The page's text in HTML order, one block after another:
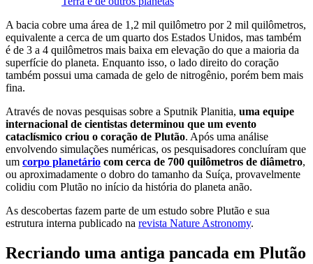
A bacia cobre uma área de 1,2 mil quilômetro por 2 mil quilômetros,
equivalente a cerca de um quarto dos Estados Unidos, mas também
é de 3 a 4 quilômetros mais baixa em elevação do que a maioria da
superfície do planeta. Enquanto isso, o lado direito do coração
também possui uma camada de gelo de nitrogênio, porém bem mais
fina.
Através de novas pesquisas sobre a Sputnik Planitia, uma equipe
internacional de cientistas determinou que um evento
cataclísmico criou o coração de Plutão. Após uma análise
envolvendo simulações numéricas, os pesquisadores concluíram que
um corpo planetário com cerca de 700 quilômetros de diâmetro,
ou aproximadamente o dobro do tamanho da Suíça, provavelmente
colidiu com Plutão no início da história do planeta anão.
As descobertas fazem parte de um estudo sobre Plutão e sua
estrutura interna publicado na revista Nature Astronomy.
Recriando uma antiga pancada em Plutão